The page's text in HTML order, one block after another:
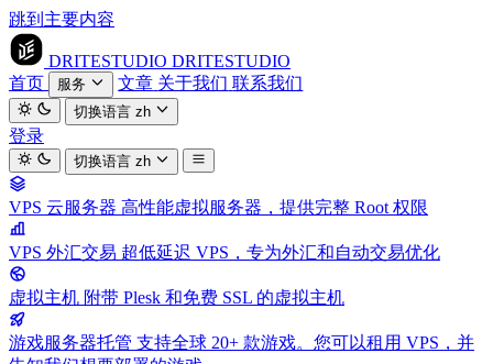
跳到主要内容
DRITESTUDIO DRITESTUDIO
首页
服务 文章 关于我们 联系我们
切换语言zh
登录
切换语言zh
VPS 云服务器 高性能虚拟服务器，提供完整 Root 权限
VPS 外汇交易 超低延迟 VPS，专为外汇和自动交易优化
虚拟主机 附带 Plesk 和免费 SSL 的虚拟主机
游戏服务器托管 支持全球 20+ 款游戏。您可以租用 VPS，并